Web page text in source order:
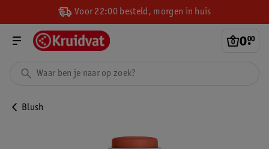
Voor 22:00 besteld, morgen in huis
0.
00
Blush